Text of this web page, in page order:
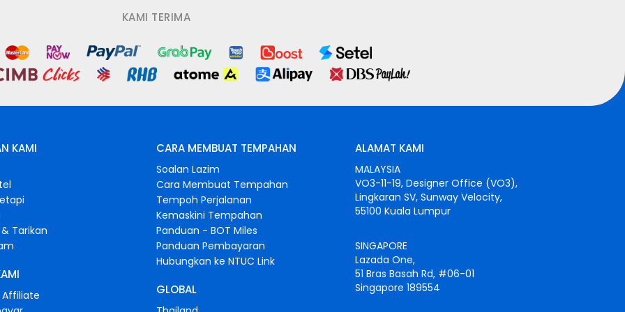
KAMI TERIMA
KAMI
Tarikan
CARA MEMBUAT TEMPAHAN
Soalan Lazim
Cara Membuat Tempahan
Tempoh Perjalanan
Kemaskini Tempahan
Panduan - BOT Miles
Panduan Pembayaran
Hubungkan ke NTUC Link
GLOBAL
ALAMAT KAMI
MALAYSIA
VO3-11-19, Designer Office (VO3),
Lingkaran SV, Sunway Velocity,
55100 Kuala Lumpur
SINGAPORE
Lazada One,
51 Bras Basah Rd, #06-01
Singapore 189554